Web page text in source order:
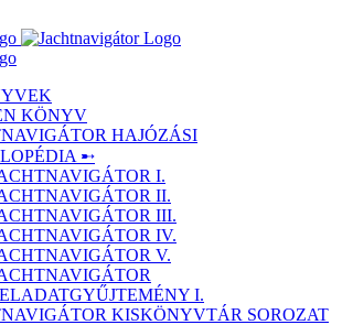
KÖNYV
HAJÓZÁSI
➸
I.
II.
III.
IV.
V.
I.
KISKÖNYVTÁR SOROZAT